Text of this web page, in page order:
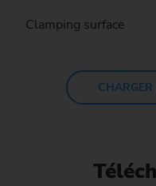
Clamping surface